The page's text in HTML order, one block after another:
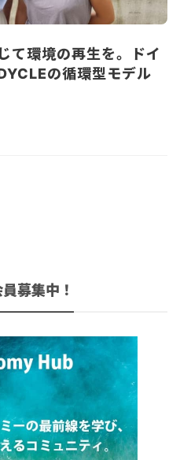
て環境の再生を。ドイ
の循環型モデル
募集中！